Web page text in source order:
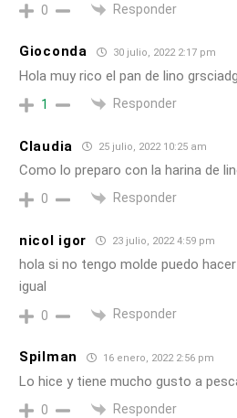
0 Responder
Gioconda 30 julio, 2022 2:17 pm
Hola muy rico el pan de lino
1 Responder
Claudia 25 julio, 2022 10:25 am
Como lo preparo con la harina de
0 Responder
nicol igor 23 julio, 2022 4:59 pm
hola si no tengo molde puedo
igual
0 Responder
Spilman 16 enero, 2022 2:56 pm
Lo hice y tiene mucho gusto a
0 Responder